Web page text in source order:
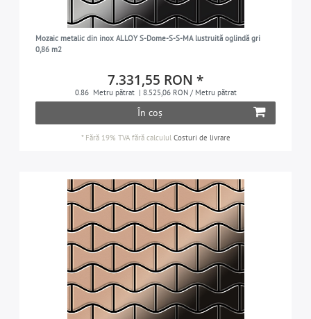
Mozaic metalic din inox ALLOY S-Dome-S-S-MA lustruită oglindă gri
0,86 m2
7.331,55 RON *
0.86 Metru pătrat | 8.525,06 RON / Metru pătrat
În coș
* Fără 19% TVAfără calculul Costuri de livrare